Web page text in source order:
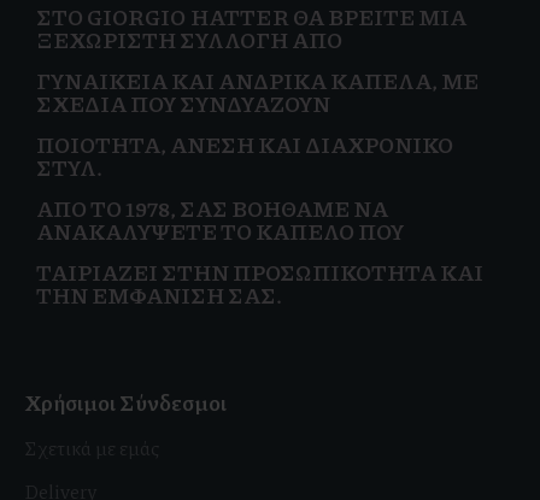
ΣΤΟ GIORGIO HATTER ΘΑ ΒΡΕΊΤΕ ΜΙΑ
ΞΕΧΩΡΙΣΤΉ ΣΥΛΛΟΓΉ ΑΠΌ
ΓΥΝΑΙΚΕΊΑΚΑΙΑΝΔΡΙΚΆ ΚΑΠΈΛΑ, ΜΕ
ΣΧΈΔΙΑ ΠΟΥ ΣΥΝΔΥΆΖΟΥΝ
ΠΟΙΌΤΗΤΑ, ΆΝΕΣΗ ΚΑΙΔΙΑΧΡΟΝΙΚΌ
ΣΤΥΛ.
ΑΠΌ ΤΟ 1978, ΣΑΣ ΒΟΗΘΆΜΕ ΝΑ
ΑΝΑΚΑΛΎΨΕΤΕ ΤΟ ΚΑΠΈΛΟ ΠΟΥ
ΤΑΙΡΙΆΖΕΙ ΣΤΗΝΠΡΟΣΩΠΙΚΌΤΗΤΑ ΚΑΙ
ΤΗΝ ΕΜΦΆΝΙΣΗ ΣΑΣ.
Χρήσιμοι Σύνδεσμοι
Σχετικά με εμάς
Delivery